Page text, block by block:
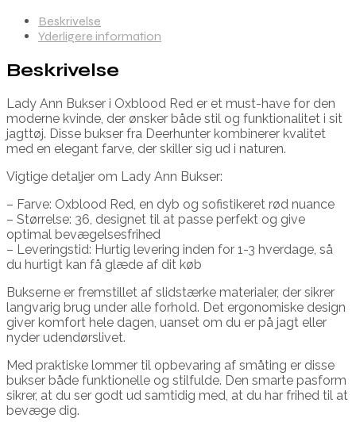
Beskrivelse
Yderligere information
Beskrivelse
Lady Ann Bukser i Oxblood Red er et must-have for den
moderne kvinde, der ønsker både stil og funktionalitet i sit
jagttøj. Disse bukser fra Deerhunter kombinerer kvalitet
med en elegant farve, der skiller sig ud i naturen.
Vigtige detaljer om Lady Ann Bukser:
– Farve: Oxblood Red, en dyb og sofistikeret rød nuance
– Størrelse: 36, designet til at passe perfekt og give
optimal bevægelsesfrihed
– Leveringstid: Hurtig levering inden for 1-3 hverdage, så
du hurtigt kan få glæde af dit køb
Bukserne er fremstillet af slidstærke materialer, der sikrer
langvarig brug under alle forhold. Det ergonomiske design
giver komfort hele dagen, uanset om du er på jagt eller
nyder udendørslivet.
Med praktiske lommer til opbevaring af småting er disse
bukser både funktionelle og stilfulde. Den smarte pasform
sikrer, at du ser godt ud samtidig med, at du har frihed til at
bevæge dig.